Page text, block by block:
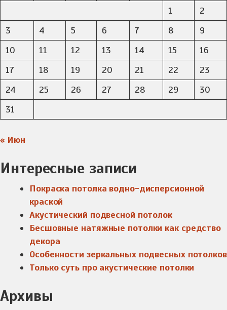
1
2
3
4 5 6 7 8
9
10
11 12 13 14 15
16
17
18 19 20 21 22
23
24
25 26 27 28 29
30
31
« Июн
Интересные записи
Покраска потолка водно-дисперсионной
краской
Акустический подвесной потолок
Бесшовные натяжные потолки как средство
декора
Особенности зеркальных подвесных потолков
Только суть про акустические потолки
Архивы